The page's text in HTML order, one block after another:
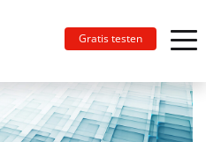
Gratis testen